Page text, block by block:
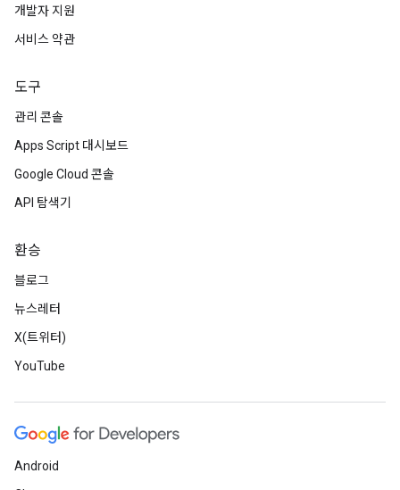
개발자 지원
서비스 약관
도구
관리 콘솔
Apps Script 대시보드
Google Cloud 콘솔
API 탐색기
환승
블로그
뉴스레터
X(트위터)
YouTube
Android